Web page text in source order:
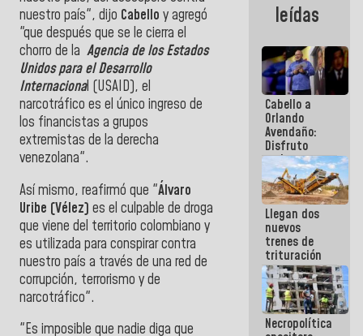
nuestro país", dijo Cabello y agregó
"que después que se le cierra el
chorro de la Agencia de los Estados
Unidos para el Desarrollo
Internacional (USAID), el
narcotráfico es el único ingreso de
los financistas a grupos
extremistas de la derecha
venezolana".
Así mismo, reafirmó que "Álvaro
Uribe (Vélez) es el culpable de droga
que viene del territorio colombiano y
es utilizada para conspirar contra
nuestro país a través de una red de
corrupción, terrorismo y de
narcotráfico".
"Es imposible que nadie diga que
terremotos
leídas
Cabello a
Orlando
Avendaño:
Disfruto
cada vez
que escribes
porque lo
que haces
es
embarrarla
Llegan dos
nuevos
trenes de
trituración
para
optimizar
manejo de
escombros
en La Guaira
Necropolítica